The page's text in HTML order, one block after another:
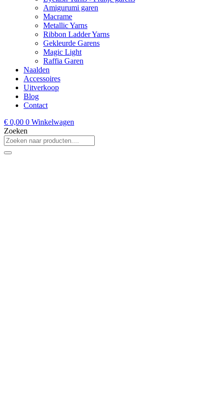
Amigurumi garen
Macrame
Metallic Yarns
Ribbon Ladder Yarns
Gekleurde Garens
Magic Light
Raffia Garen
Naalden
Accessoires
Uitverkoop
Blog
Contact
€ 0,00 0 Winkelwagen
Zoeken